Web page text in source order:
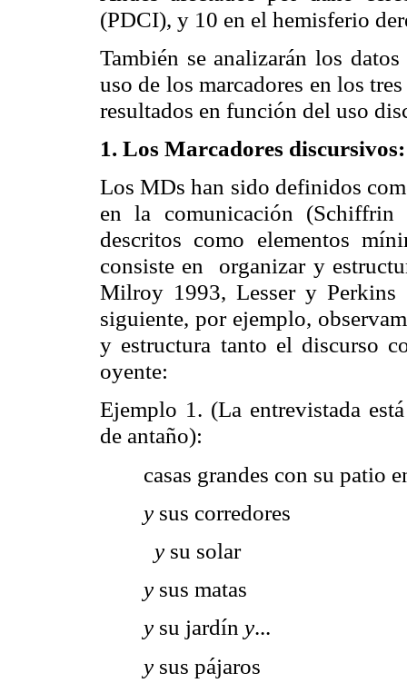
(PDCI), y 10 en el hemisferio
También se analizarán los
uso de los marcadores en los
resultados en función del uso
1. Los Marcadores
Los MDs han sido definidos
en la comunicación
descritos como elementos
consiste en organizar y
Milroy 1993, Lesser y Perkins
siguiente, por ejemplo,
y estructura tanto el discurso
oyente:
Ejemplo 1 . (La entrevistada
de antaño):
casas grandes con su patio
y sus corredores
y su solar
y sus matas
y su jardín y...
y sus pájaros